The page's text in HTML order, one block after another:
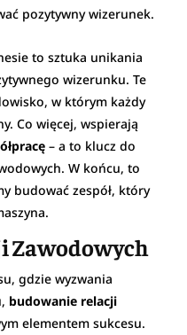
pozytywny wizerunek.
to sztuka unikania
wizerunku. Te
w którym każdy
Co więcej, wspierają
– a to klucz do
W końcu, to
budować zespół, który
Zawodowych
gdzie wyzwania
budowanie relacji
elementem sukcesu.